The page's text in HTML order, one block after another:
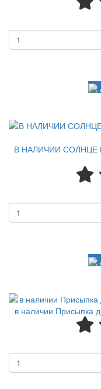
В НАЛИЧИИ СОЛНЦЕ И
в наличии Присыпка